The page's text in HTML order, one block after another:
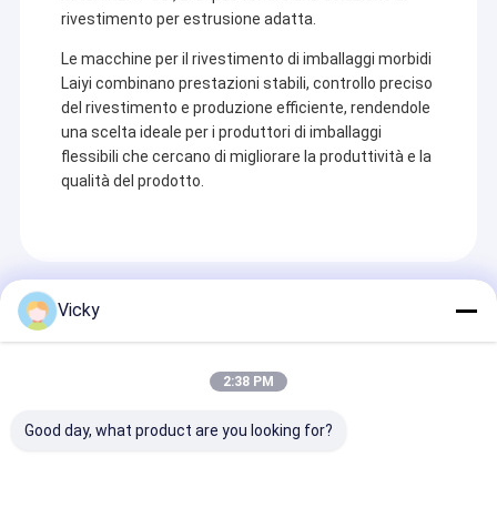
rivestimento per estrusione adatta.
Le macchine per il rivestimento di imballaggi morbidi
Laiyi combinano prestazioni stabili, controllo preciso
del rivestimento e produzione efficiente, rendendole
una scelta ideale per i produttori di imballaggi
flessibili che cercano di migliorare la produttività e la
qualità del prodotto.
Prodotti Raccomandati
Vicky
2:38 PM
Good day, what product are you looking for?